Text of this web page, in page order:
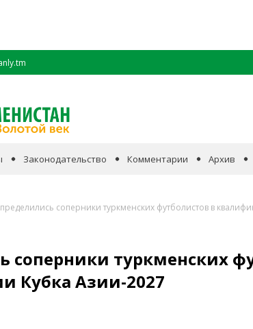
Законодательство Комментарии Архив
соперники туркменских футболистов в
соперники туркменских
Кубка Азии-2027